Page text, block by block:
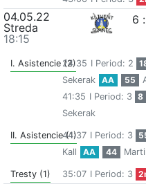
04.05.22
Streda
18:15
6 :
I. Asistencie (2)24:35 I Period: 2
Sekerak
AA 55
41:35 I Period: 3 8
Sekerak
II. Asistencie (1)
44:37 I Period: 3
Kall
AA 44
Tresty (1) 35:07 I Period: 3